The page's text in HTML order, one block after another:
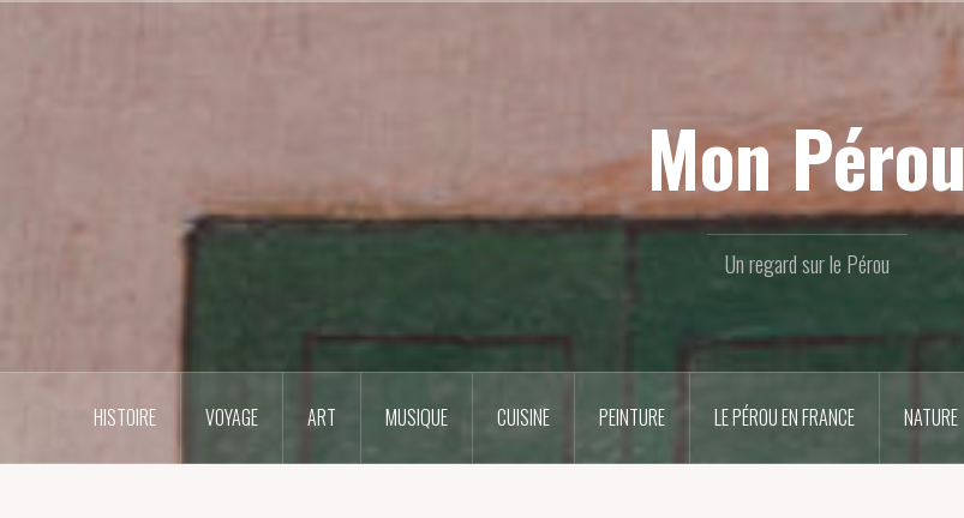
Mon Pérou
Un regard sur le Pérou
HISTOIRE VOYAGE ART MUSIQUE CUISINE PEINTURE LE PÉROU EN FRANCE NATURE